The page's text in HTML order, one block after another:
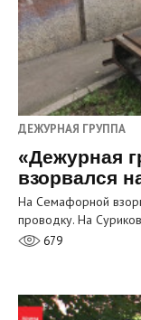
ДЕЖУРНАЯ ГРУППА
«Дежурная
взорвался
На Семафорной
проводку. На
679